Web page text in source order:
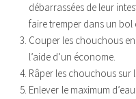
débarrassées de leur
faire tremper dans un bol
Couper les chouchous
l’aide d’un économe.
Râper les chouchous sur
Enlever le maximum